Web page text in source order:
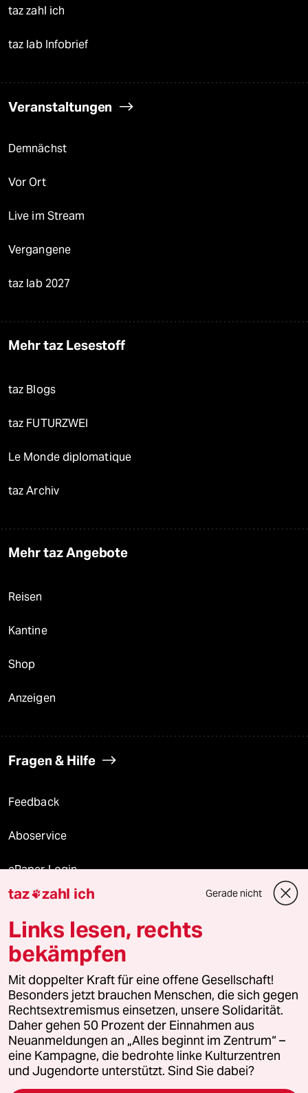
taz zahl ich
taz lab Infobrief
Veranstaltungen
Demnächst
Vor Ort
Live im Stream
Vergangene
taz lab 2027
Mehr taz Lesestoff
taz Blogs
taz FUTURZWEI
Le Monde diplomatique
taz Archiv
Mehr taz Angebote
Reisen
Kantine
Shop
Anzeigen
Fragen & Hilfe
Feedback
Aboservice
ePaper Login
Downloads für Abonnierende
© 2026 taz Verlags und Vertriebs GmbH
Alle Rechte vorbehalten. Bei rechtlichen Fragen oder für Genehmigungen
wenden Sie sich bitte an
lizenzen@taz.de
Feedback Redaktionsstatut Kommune-Richtlinien
Leitlinie Informant Datenschutz Impressum AGB
taz zahl ich Gerade nicht
Links lesen, rechts
bekämpfen
Mit doppelter Kraft für eine offene Gesellschaft!
Besonders jetzt brauchen Menschen, die sich gegen
Rechtsextremismus einsetzen, unsere Solidarität.
Daher gehen 50 Prozent der Einnahmen aus
Neuanmeldungen an „Alles beginnt im Zentrum“ –
eine Kampagne, die bedrohte linke Kulturzentren
und Jugendorte unterstützt. Sind Sie dabei?